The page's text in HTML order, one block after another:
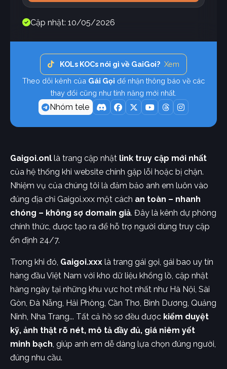
Cập nhật: 10/05/2026
KOLs KOCs nói gì về GaiGoi? Xem
Theo dõi kênh của Gái Gọi để nhận thông báo về các
thay đổi cũng như tính năng mới nhất.
Nhóm tele
Gaigoi.onl là trang cập nhật link truy cập mới nhất
của hệ thống khi website chính gặp lỗi hoặc bị chặn.
Nhiệm vụ của chúng tôi là đảm bảo anh em luôn vào
đúng địa chỉ Gaigoi.xxx một cách an toàn – nhanh
chóng – không sợ domain giả. Đây là kênh dự phòng
chính thức, được tạo ra để hỗ trợ người dùng truy cập
ổn định 24/7.
Trong khi đó, Gaigoi.xxx là trang gái gọi, gái bao uy tín
hàng đầu Việt Nam với kho dữ liệu khổng lồ, cập nhật
hàng ngày tại những khu vực hot nhất như Hà Nội, Sài
Gòn, Đà Nẵng, Hải Phòng, Cần Thơ, Bình Dương, Quảng
Ninh, Nha Trang... Tất cả hồ sơ đều được kiểm duyệt
kỹ, ảnh thật rõ nét, mô tả đầy đủ, giá niêm yết
minh bạch, giúp anh em dễ dàng lựa chọn đúng người,
đúng nhu cầu.